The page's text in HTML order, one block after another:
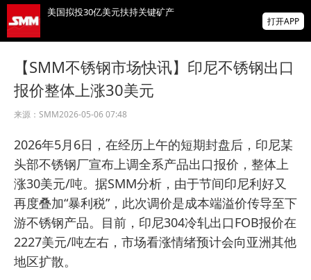
美国拟投30亿美元扶持关键矿产
霍尔木兹海峡，重磅利好！“预计很快能达成
协议，美国届时解除封锁”！金银油齐涨！
掌上有色
为有色行业打造的神器
打开APP
【SMM不锈钢市场快讯】印尼不锈钢出口
报价整体上涨30美元
来源： SMM2026-05-06 07:48
2026年5月6日，在经历上午的短期封盘后，印尼某
头部不锈钢厂宣布上调全系产品出口报价，整体上
涨30美元/吨。据SMM分析，由于节间印尼利好又
再度叠加“暴利税”，此次调价是成本端溢价传导至下
游不锈钢产品。目前，印尼304冷轧出口FOB报价在
2227美元/吨左右，市场看涨情绪预计会向亚洲其他
地区扩散。